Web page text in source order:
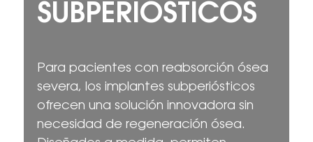
SUBPERIÓSTICOS
Para pacientes con reabsorción ósea
severa, los implantes subperiósticos
ofrecen una solución innovadora sin
necesidad de regeneración ósea.